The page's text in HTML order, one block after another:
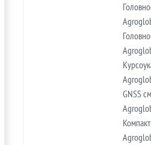
GNSS